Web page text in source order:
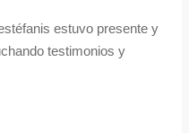
estuvo presente y
testimonios y